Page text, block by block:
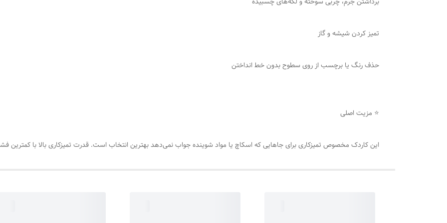
تمیز کردن شیشه و گاز
حذف رنگ یا برچسب از روی سطوح بدون خط انداختن
⭐ مزیت اصلی
این کاردک مخصوص تمیزکاری برای جاهایی که اسکاچ یا مواد شوینده جواب نمی‌دهد بهترین انتخاب است. قدرت تمیزکاری بالا با کمترین